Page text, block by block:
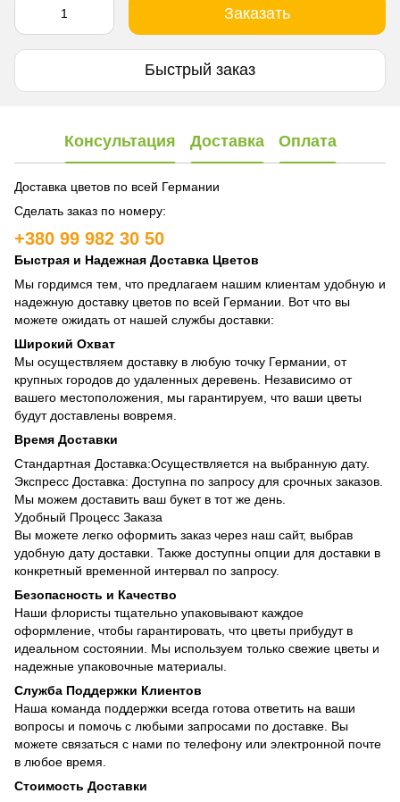
Заказать
Быстрый заказ
Консультация Доставка Оплата
Доставка цветов по всей Германии
Сделать заказ по номеру:
+380 99 982 30 50
Быстрая и Надежная Доставка Цветов
Мы гордимся тем, что предлагаем нашим клиентам удобную и
надежную доставку цветов по всей Германии. Вот что вы
можете ожидать от нашей службы доставки:
Широкий Охват
Мы осуществляем доставку в любую точку Германии, от
крупных городов до удаленных деревень. Независимо от
вашего местоположения, мы гарантируем, что ваши цветы
будут доставлены вовремя.
Время Доставки
Стандартная Доставка:Осуществляется на выбранную дату.
Экспресс Доставка: Доступна по запросу для срочных заказов.
Мы можем доставить ваш букет в тот же день.
Удобный Процесс Заказа
Вы можете легко оформить заказ через наш сайт, выбрав
удобную дату доставки. Также доступны опции для доставки в
конкретный временной интервал по запросу.
Безопасность и Качество
Наши флористы тщательно упаковывают каждое
оформление, чтобы гарантировать, что цветы прибудут в
идеальном состоянии. Мы используем только свежие цветы и
надежные упаковочные материалы.
Служба Поддержки Клиентов
Наша команда поддержки всегда готова ответить на ваши
вопросы и помочь с любыми запросами по доставке. Вы
можете связаться с нами по телефону или электронной почте
в любое время.
Стоимость Доставки